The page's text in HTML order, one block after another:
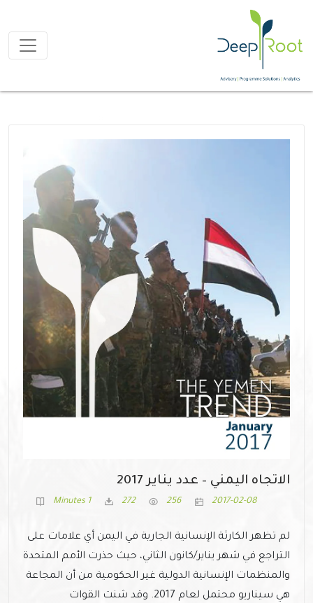
الاتجاه اليمني – عدد يناير 2017
2017-02-08
256
272
1 Minutes
لم تظهر الكارثة الإنسانية الجارية في اليمن أي علامات على
التراجع في شهر يناير/كانون الثاني، حيث حذرت الأمم المتحدة
والمنظمات الإنسانية الدولية غير الحكومية من أن المجاعة
هي سيناريو محتمل لعام 2017. وقد شنت القوات